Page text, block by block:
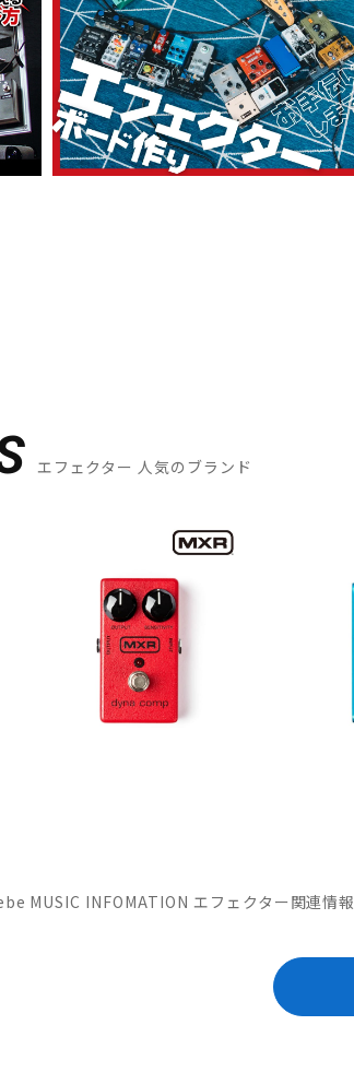
エフェクター 人気のブランド
MUSIC INFOMATION エフェクター関連情報